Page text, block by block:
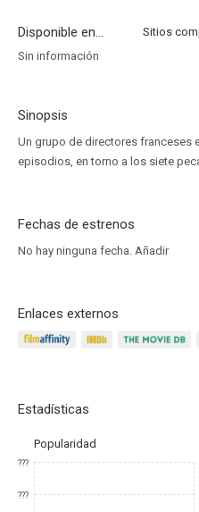
Disponible en...
Sin información
Sinopsis
Un grupo de directores franceses
episodios, en torno a los siete
Fechas de estrenos
No hay ninguna fecha. Añadir
Enlaces externos
Estadísticas
Popularidad
???
???